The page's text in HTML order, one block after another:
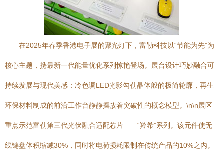
在2025年春季香港电子展的聚光灯下，富勒科技以“节能为先”为
核心主题，携最新一代能量优化系列惊艳登场。展台设计巧妙融合可
持续发展与现代美感：冷色调LED光影勾勒晶体般的极简轮廓，再生
环保材料制成的前沿工作台静静摆放着突破性的概念模型。\n\n展区
重点示范富勒第三代光伏融合适配芯片——“羚希”系列。该元件使无
线键盘体积缩减30%，同时将电荷损耗限制在传统产品的10%之内。